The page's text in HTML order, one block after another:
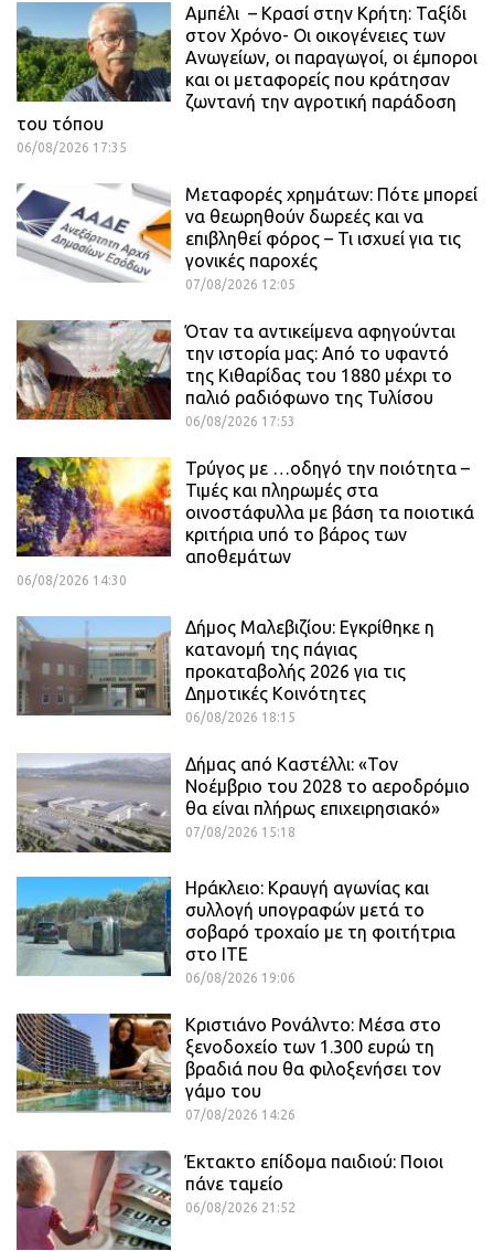
Αμπέλι – Κρασί στην Κρήτη: Ταξίδι
στον Χρόνο- Οι οικογένειες των
Ανωγείων, οι παραγωγοί, οι έμποροι
και οι μεταφορείς που κράτησαν
ζωντανή την αγροτική παράδοση
του τόπου
06/08/2026 17:35
Μεταφορές χρημάτων: Πότε μπορεί
να θεωρηθούν δωρεές και να
επιβληθεί φόρος – Τι ισχυεί για τις
γονικές παροχές
07/08/2026 12:05
Όταν τα αντικείμενα αφηγούνται
την ιστορία μας: Από το υφαντό
της Κιθαρίδας του 1880 μέχρι το
παλιό ραδιόφωνο της Τυλίσου
06/08/2026 17:53
Τρύγος με …οδηγό την ποιότητα –
Τιμές και πληρωμές στα
οινοστάφυλλα με βάση τα ποιοτικά
κριτήρια υπό το βάρος των
αποθεμάτων
06/08/2026 14:30
Δήμος Μαλεβιζίου: Εγκρίθηκε η
κατανομή της πάγιας
προκαταβολής 2026 για τις
Δημοτικές Κοινότητες
06/08/2026 18:15
Δήμας από Καστέλλι: «Τον
Νοέμβριο του 2028 το αεροδρόμιο
θα είναι πλήρως επιχειρησιακό»
07/08/2026 15:18
Ηράκλειο: Κραυγή αγωνίας και
συλλογή υπογραφών μετά το
σοβαρό τροχαίο με τη φοιτήτρια
στο ΙΤΕ
06/08/2026 19:06
Κριστιάνο Ρονάλντο: Μέσα στο
ξενοδοχείο των 1.300 ευρώ τη
βραδιά που θα φιλοξενήσει τον
γάμο του
07/08/2026 14:26
Έκτακτο επίδομα παιδιού: Ποιοι
πάνε ταμείο
06/08/2026 21:52